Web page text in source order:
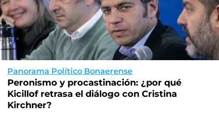
Panorama Político Bonaerense
Peronismo y procastinación: ¿por qué
Kicillof retrasa el diálogo con Cristina
Kirchner?